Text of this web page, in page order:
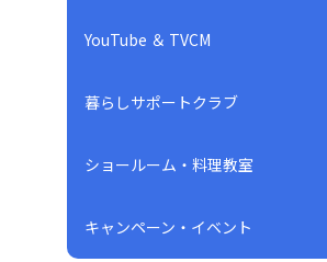
YouTube ＆ TVCM
暮らしサポートクラブ
ショールーム・料理教室
キャンペーン・イベント